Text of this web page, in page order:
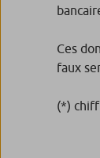
Ces
faux
(*)